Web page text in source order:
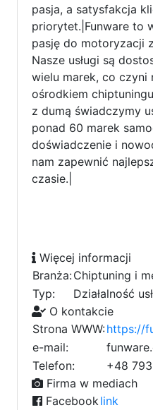
pasja, a satysfakcja
priorytet.|Funware to
pasję do motoryzacji
Nasze usługi są
wielu marek, co czyni
ośrodkiem
z dumą świadczymy
ponad 60 marek
doświadczenie i
nam zapewnić
czasie.|
Więcej informacji
Branża:Chiptuning i
Typ:
Działalność
O kontakcie
Strona WWW:https://
e-mail:
funwa1
d
re.
Telefon:
+48
Firma w mediach
Facebook link